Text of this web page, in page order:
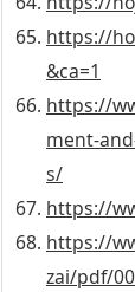
https://
&ca=1
https://
ment-
s/
https://
https://
zai/pdf/